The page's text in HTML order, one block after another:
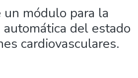
módulo para la
del estado
cardiovasculares.